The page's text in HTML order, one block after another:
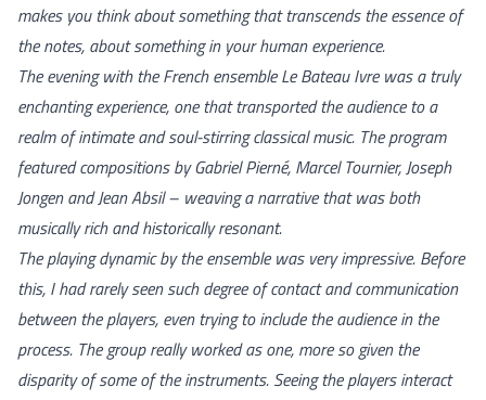
makes you think about something that transcends the essence of
the notes, about something in your human experience.
The evening with the French ensemble Le Bateau Ivre was a truly
enchanting experience, one that transported the audience to a
realm of intimate and soul-stirring classical music. The program
featured compositions by Gabriel Pierné, Marcel Tournier, Joseph
Jongen and Jean Absil – weaving a narrative that was both
musically rich and historically resonant.
The playing dynamic by the ensemble was very impressive. Before
this, I had rarely seen such degree of contact and communication
between the players, even trying to include the audience in the
process. The group really worked asone, more so given the
disparity of some of the instruments. Seeing the players interact